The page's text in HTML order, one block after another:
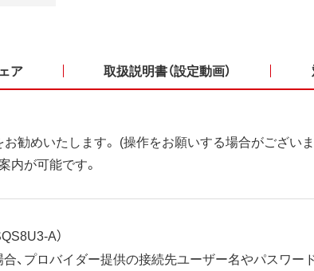
ア 取扱説明書（設定動画）
勧めいたします。 (操作をお願いする場合がござい
内が可能です。
A）
、プロバイダー提供の接続先ユーザー名やパスワー